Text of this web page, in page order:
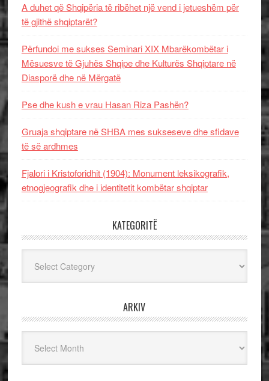
A duhet që Shqipëria të ribëhet një vend i jetueshëm për
të gjithë shqiptarët?
Përfundoi me sukses Seminari XIX Mbarëkombëtar i
Mësuesve të Gjuhës Shqipe dhe Kulturës Shqiptare në
Diasporë dhe në Mërgatë
Pse dhe kush e vrau Hasan Riza Pashën?
Gruaja shqiptare në SHBA mes sukseseve dhe sfidave
të së ardhmes
Fjalori i Kristoforidhit (1904): Monument leksikografik,
etnogjeografik dhe i identitetit kombëtar shqiptar
KATEGORITË
ARKIV